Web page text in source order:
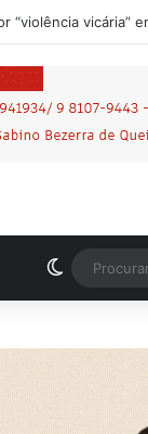
da Penha
Switch